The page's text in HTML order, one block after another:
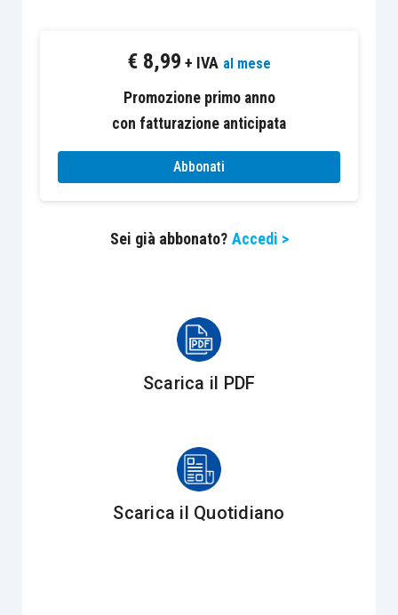
crediti impignorabili, preveda scadenze e
falcidiare i debiti chirografari
quella realizzabile nell’ipotesi liquidatoria
composizione della crisi(che deve attestarne la
fattibilità) e seguendo una procedura ben
sottoposta al voto dei creditori
Al di là del contenuto dell’accordo, preme in
€ 8,99 + IVA al mese
Promozione primo anno
con fatturazione anticipata
Abbonati
Sei già abbonato? Accedi >
Scarica il PDF
Scarica il Quotidiano